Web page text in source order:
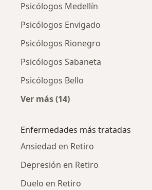
Psicólogos Medellín
Psicólogos Envigado
Psicólogos Rionegro
Psicólogos Sabaneta
Psicólogos Bello
Ver más (14)
Enfermedades más tratadas
Ansiedad en Retiro
Depresión en Retiro
Duelo en Retiro